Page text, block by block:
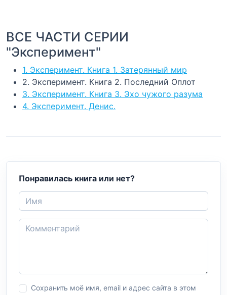
ВСЕ ЧАСТИ СЕРИИ
"Эксперимент"
1. Эксперимент. Книга 1. Затерянный мир
2. Эксперимент. Книга 2. Последний Оплот
3. Эксперимент. Книга 3. Эхо чужого разума
4. Эксперимент. Денис.
Понравилась книга или нет?
Сохранить моё имя, email и адрес сайта в этом